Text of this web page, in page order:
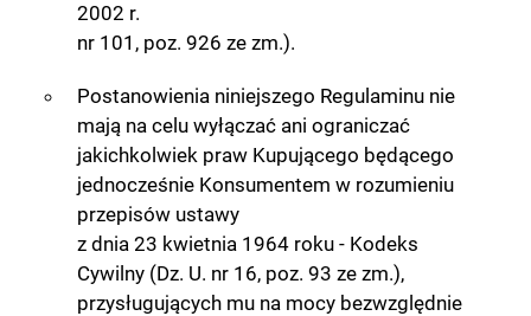
2002 r.
nr 101, poz. 926 ze zm.).
Postanowienia niniejszego Regulaminu nie
mają na celu wyłączać ani ograniczać
jakichkolwiek praw Kupującego będącego
jednocześnie Konsumentem w rozumieniu
przepisów ustawy
z dnia 23 kwietnia 1964 roku - Kodeks
Cywilny (Dz. U. nr 16, poz. 93 ze zm.),
przysługujących mu na mocy bezwzględnie